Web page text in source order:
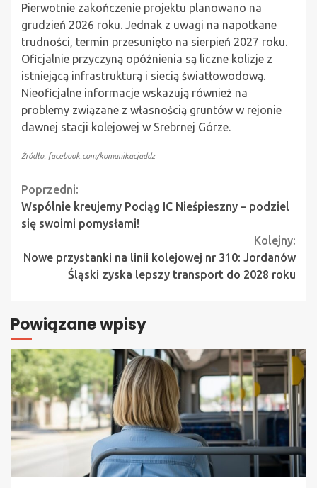
Pierwotnie zakończenie projektu planowano na
grudzień 2026 roku. Jednak z uwagi na napotkane
trudności, termin przesunięto na sierpień 2027 roku.
Oficjalnie przyczyną opóźnienia są liczne kolizje z
istniejącą infrastrukturą i siecią światłowodową.
Nieoficjalne informacje wskazują również na
problemy związane z własnością gruntów w rejonie
dawnej stacji kolejowej w Srebrnej Górze.
Źródło: facebook.com/komunikacjaddz
Continue
Reading
Poprzedni:
Wspólnie kreujemy Pociąg IC Nieśpieszny – podziel
się swoimi pomysłami!
Kolejny:
Nowe przystanki na linii kolejowej nr 310: Jordanów
Śląski zyska lepszy transport do 2028 roku
Powiązane wpisy